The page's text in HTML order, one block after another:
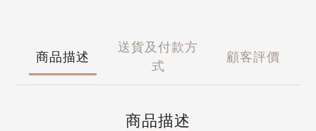
商品描述
送貨及付款方
式
顧客評價
商品描述